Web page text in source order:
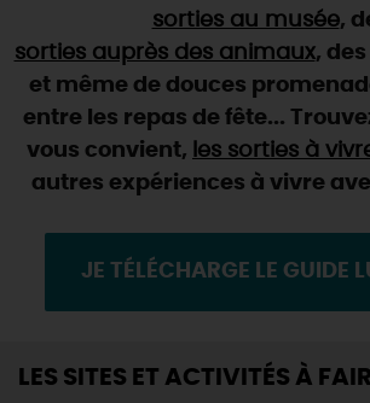
TOUTES LES VISITES
...ETAUSSI
TOUTES LES
Artistes et Artisans d'Art
Nosspécialités du terroiret
Visitesgourmandeset créatives
Vins etvignobles
Chic, une aire de pique-nique
Par ici lesguinguettes
Avis de fraicheur ici pour
Des vacances auprès des
(re)Découvrir les coulisses de
Gien !
Une saison de
Rendez-vous de la
Des sorties en famille
TOURISME &
SE REPÉRER,SE
INFOS & SERVICES
RÉSERVER
sorties au musée,
sorties auprès des animaux,
et même de douces
entre les repas de fête...
vous convient, les sorties à
autres expériences à vivre
JE TÉLÉCHARGE LE GUIDE
LES SITES ET ACTIVITÉS À